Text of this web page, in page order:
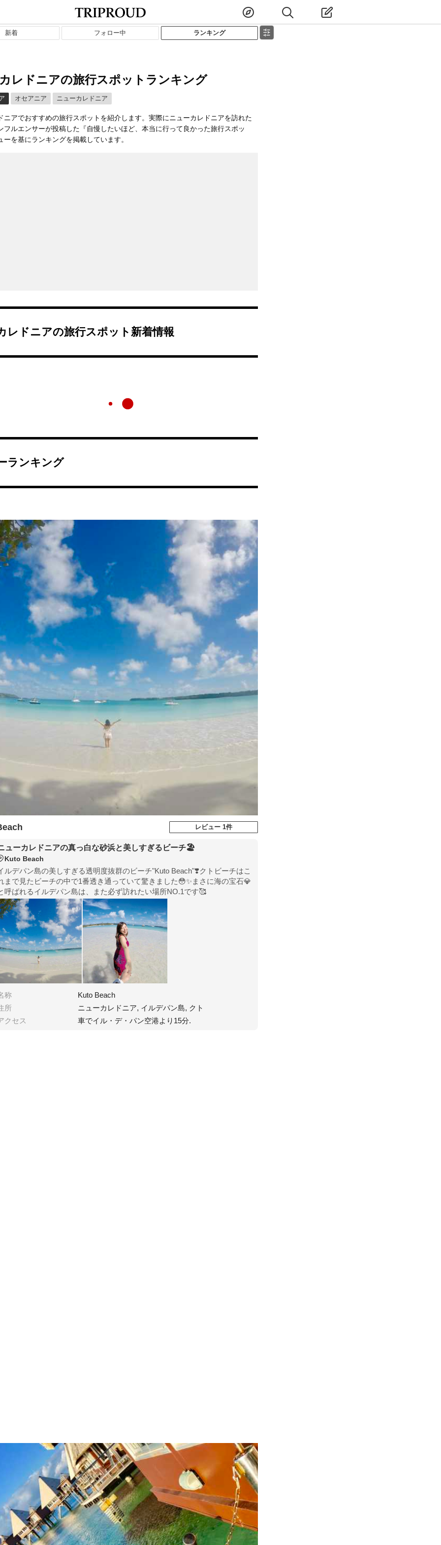
新着 フォロー中 ランキング
レドニアの旅行スポットランキング
オセアニア ニューカレドニア
ニアでおすすめの旅行スポットを紹介します。実際にニューカレドニアを訪れた
フルエンサーが投稿した『自慢したいほど、本当に行って良かった旅行スポッ
ーを基にランキングを掲載しています。
レドニアの旅行スポット新着情報
ランキング
レビュー 1件
ューカレドニアの真っ白な砂浜と美しすぎるビーチ🏖
Kuto Beach
ルデパン島の美しすぎる透明度抜群のビーチ"Kuto Beach"❣️クトビーチはこ
まで見たビーチの中で1番透き通っていて驚きました😳✨まさに海の宝石💎
呼ばれるイルデパン島は、また必ず訪れたい場所NO.1です🥰
称
Kuto Beach
所
ニューカレドニア, イルデパン島, クト
クセス
車でイル・デ・パン空港より15分.